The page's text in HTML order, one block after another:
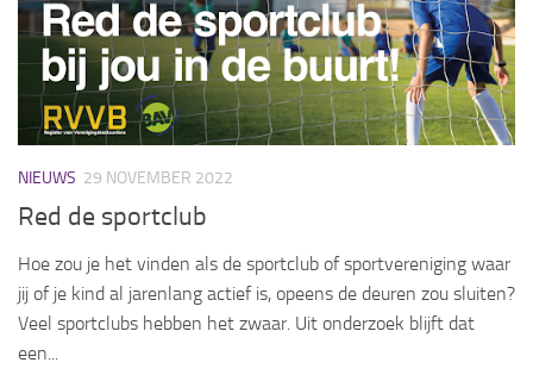
NIEUWS 29 NOVEMBER 2022
Red de sportclub
Hoe zou je het vinden als de sportclub of sportvereniging waar
jij of je kind al jarenlang actief is, opeens de deuren zou sluiten?
Veel sportclubs hebben het zwaar. Uit onderzoek blijft dat
een...